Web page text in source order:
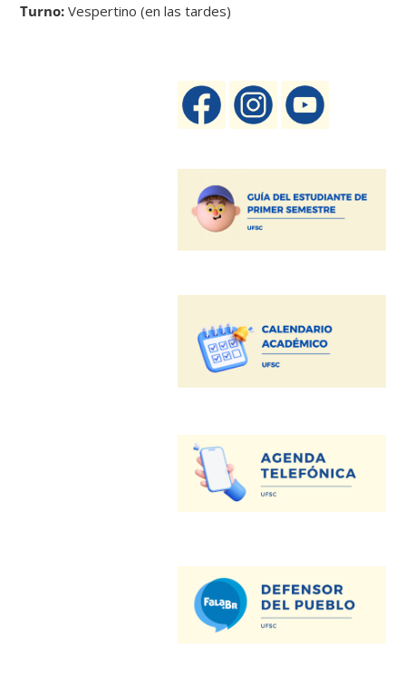
Turno: Vespertino (en las tardes)